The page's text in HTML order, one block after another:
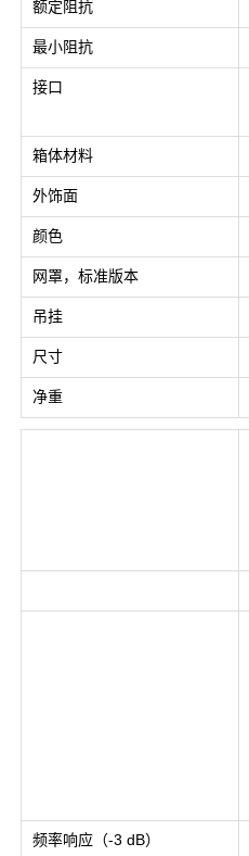
额定阻抗
最小阻抗
接口
箱体材料
外饰面
颜色
网罩，标准版本
吊挂
尺寸
净重
频率响应（-3 dB）